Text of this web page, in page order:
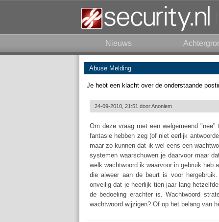
Nieuws
Abuse Melding
Je hebt een klacht over de onderstaande
24-09-2010, 21:51 doorAnoniem
Om deze vraag met een welgemeend
fantasie hebben zeg (of niet eerlijk
maar zo kunnen dat ik wel eens een
systemen waarschuwen je daarvoor maar
welk wachtwoord ik waarvoor in gebruik heb
die alweer aan de beurt is voor
onveilig dat je heerlijk tien jaar lang
de bedoeling erachter is. Wachtwoord
wachtwoord wijzigen? Of op het belang van